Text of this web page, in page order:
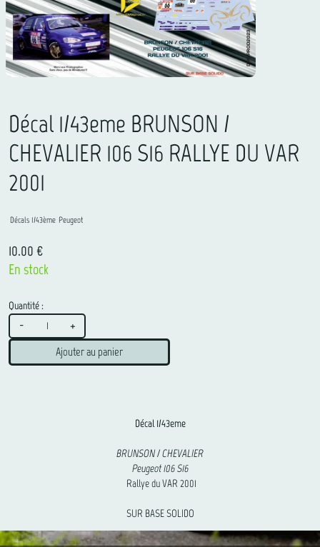
Décal 1/43eme BRUNSON /
CHEVALIER 106 S16 RALLYE DU VAR
2001
Décals 1/43ème Peugeot
10.00 €
En stock
Quantité :
- +
Ajouter au panier
Décal 1/43eme
BRUNSON / CHEVALIER
Peugeot 106 S16
Rallye du VAR 2001
SUR BASE SOLIDO